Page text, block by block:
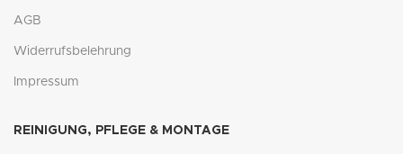
AGB
Widerrufsbelehrung
Impressum
REINIGUNG, PFLEGE & MONTAGE